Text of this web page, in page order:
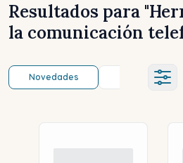
Resultados para "
la comunicación
Novedades Título (a-z)